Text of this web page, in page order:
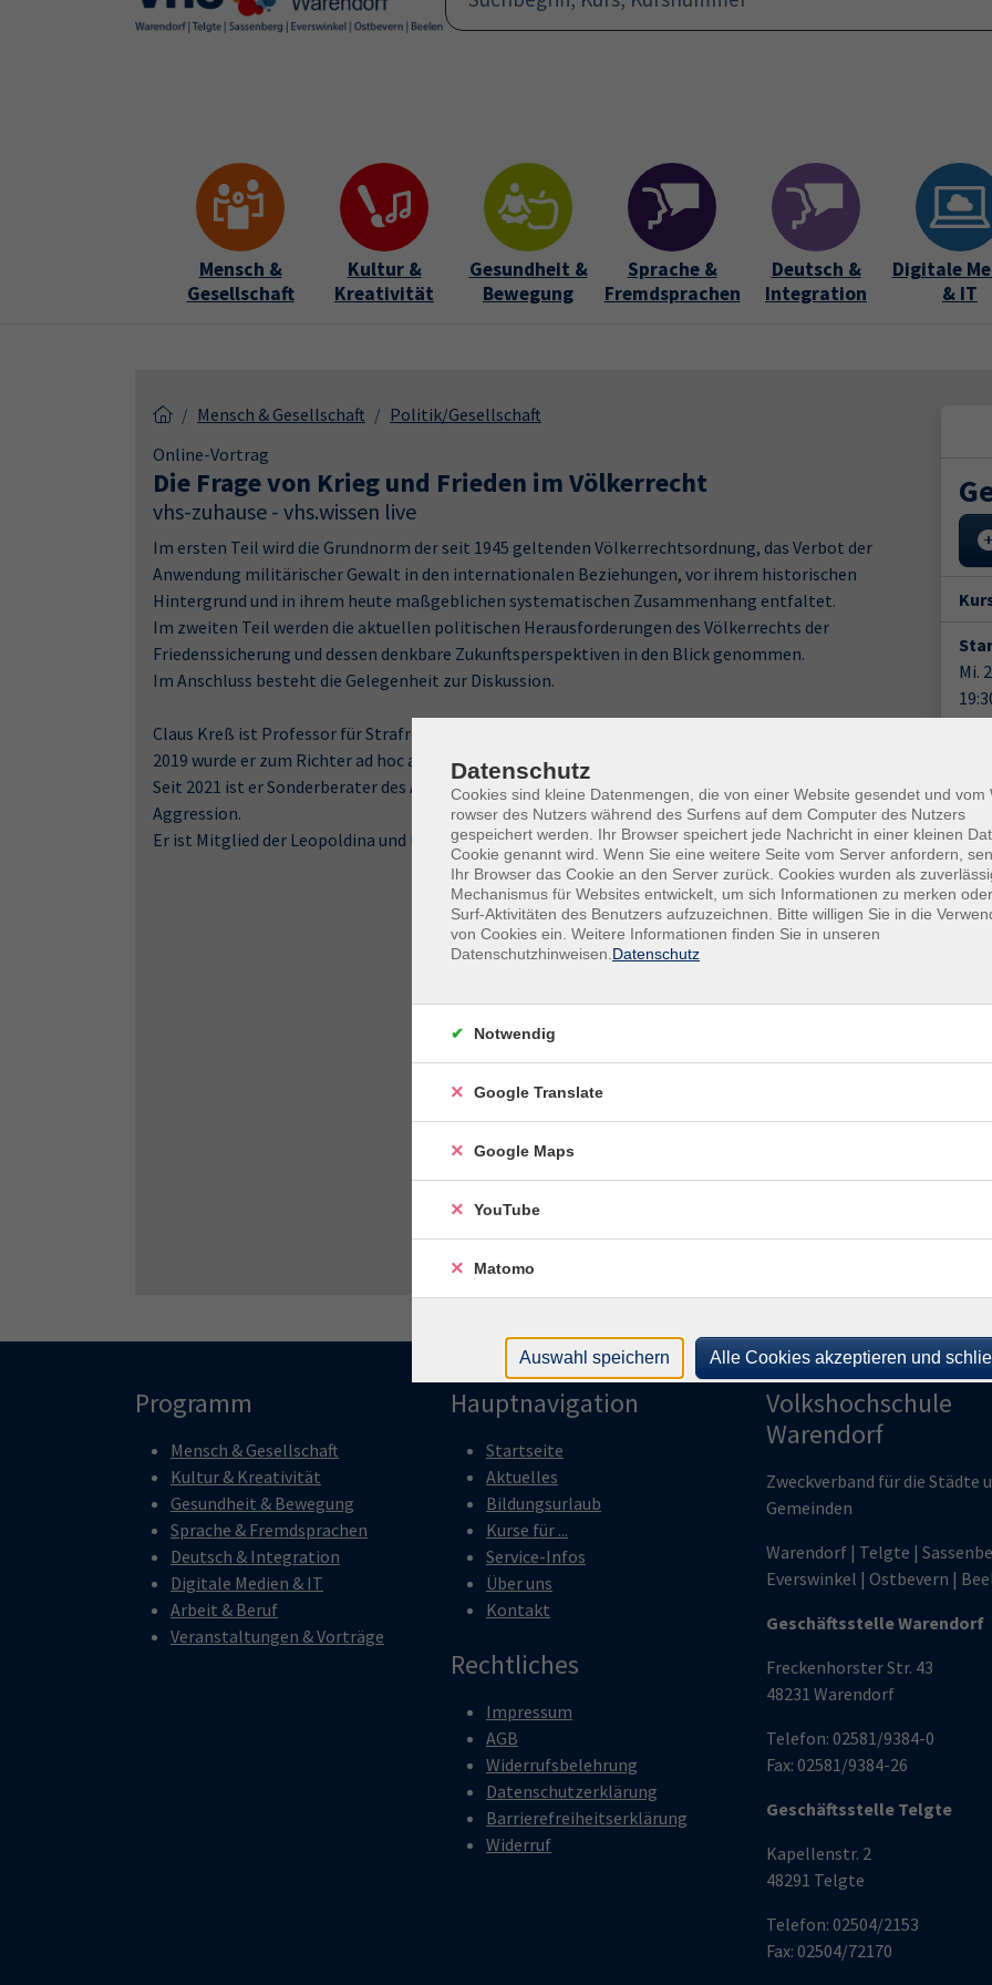
Skip to main content
Skip to page footer
Mensch &
Gesellschaft
Kultur &
Kreativität
Gesundheit &
Bewegung
Sprache &
Fremdsprachen
Deutsch &
Integration
Digitale
& IT
Mensch & Gesellschaft
Politik/Gesellschaft
Online-Vortrag
Die Frage von Krieg und Frieden im Völkerrecht
vhs-zuhause - vhs.wissen live
Im ersten Teil wird die Grundnorm der seit 1945 geltenden Völkerrechtsordnung, das Verbot der
Anwendung militärischer Gewalt in den internationalen Beziehungen, vor ihrem historischen
Hintergrund und in ihrem heute maßgeblichen systematischen Zusammenhang entfaltet.
Im zweiten Teil werden die aktuellen politischen Herausforderungen des Völkerrechts der
Friedenssicherung und dessen denkbare Zukunftsperspektiven in den Blick genommen.
Im Anschluss besteht die Gelegenheit zur Diskussion.
Claus Kreß ist Professor für Strafrecht und Völkerrecht an der Universität zu Köln.
2019 wurde er zum Richter ad hoc am Internationalen Gerichtshof in Den Haag ernannt.
Seit 2021 ist er Sonderberater des Anklägers des Internationalen Strafgerichtshofs zum Verbrechen der
Aggression.
Er ist Mitglied der Leopoldina und Life Member des Clare Hall College der Universität Cambridge.
Mi.
2
Programm
Mensch & Gesellschaft
Kultur & Kreativität
Gesundheit & Bewegung
Sprache & Fremdsprachen
Deutsch & Integration
Digitale Medien & IT
Arbeit & Beruf
Veranstaltungen & Vorträge
Hauptnavigation
Startseite
Aktuelles
Bildungsurlaub
Kurse für ...
Service-Infos
Über uns
Kontakt
Rechtliches
Impressum
AGB
Widerrufsbelehrung
Datenschutzerklärung
Barrierefreiheitserklärung
Widerruf
Volkshochschule
Warendorf
Zweckverband für die Städte
Gemeinden
Warendorf | Telgte |
Everswinkel | Ostbevern |
Geschäftsstelle Warendorf
Freckenhorster Str. 43
48231 Warendorf
Telefon: 02581/9384-0
Fax: 02581/9384-26
Geschäftsstelle Telgte
Kapellenstr. 2
48291 Telgte
Telefon: 02504/2153
Fax: 02504/72170
Datenschutz
Cookies sind kleine Datenmengen, die von einer Website gesendet und vom
rowser des Nutzers während des Surfens auf dem Computer des Nutzers
gespeichert werden. Ihr Browser speichert jede Nachricht in einer kleinen
Cookie genannt wird. Wenn Sie eine weitere Seite vom Server anfordern,
Ihr Browser das Cookie an den Server zurück. Cookies wurden als
Mechanismus für Websites entwickelt, um sich Informationen zu merken
Surf-Aktivitäten des Benutzers aufzuzeichnen. Bitte willigen Sie in die
von Cookies ein. Weitere Informationen finden Sie in unseren
Datenschutzhinweisen. Datenschutz
Notwendig
Google Translate
Google Maps
YouTube
Matomo
Auswahl speichern Alle Cookies akzeptieren und